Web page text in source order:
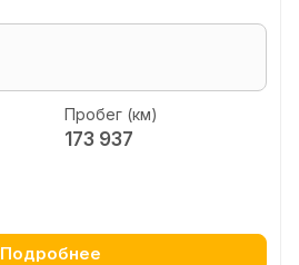
Пробег (км)
173 937
Подробнее